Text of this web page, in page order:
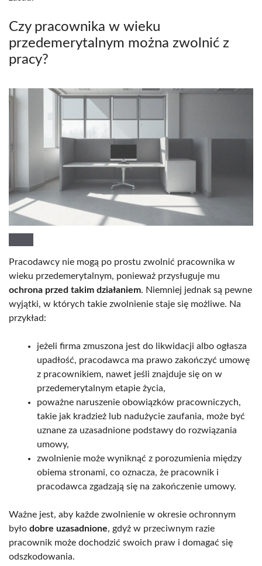
Czy pracownika w wieku
przedemerytalnym można zwolnić z
pracy?
Pracodawcy nie mogą po prostu zwolnić pracownika w
wieku przedemerytalnym, ponieważ przysługuje mu
ochrona przed takim działaniem. Niemniej jednak są pewne
wyjątki, w których takie zwolnienie staje się możliwe. Na
przykład:
jeżeli firma zmuszona jest do likwidacji albo ogłasza
upadłość, pracodawca ma prawo zakończyć umowę
z pracownikiem, nawet jeśli znajduje się on w
przedemerytalnym etapie życia,
poważne naruszenie obowiązków pracowniczych,
takie jak kradzież lub nadużycie zaufania, może być
uznane za uzasadnione podstawy do rozwiązania
umowy,
zwolnienie może wyniknąć z porozumienia między
obiema stronami, co oznacza, że pracownik i
pracodawca zgadzają się na zakończenie umowy.
Ważne jest, aby każde zwolnienie w okresie ochronnym
było dobre uzasadnione, gdyż w przeciwnym razie
pracownik może dochodzić swoich praw i domagać się
odszkodowania.